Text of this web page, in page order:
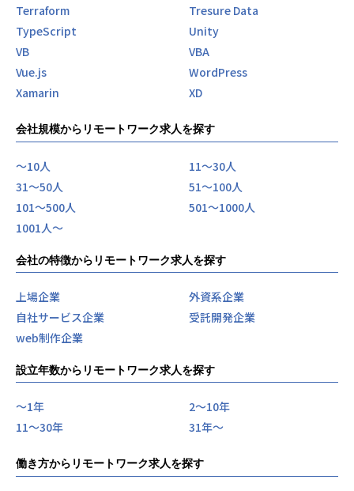
Terraform
Tresure Data
TypeScript
Unity
VB
VBA
Vue.js
WordPress
Xamarin
XD
会社規模からリモートワーク求人を探す
〜10人
11〜30人
31〜50人
51〜100人
101〜500人
501〜1000人
1001人〜
会社の特徴からリモートワーク求人を探す
上場企業
外資系企業
自社サービス企業
受託開発企業
web制作企業
設立年数からリモートワーク求人を探す
〜1年
2〜10年
11〜30年
31年〜
働き方からリモートワーク求人を探す